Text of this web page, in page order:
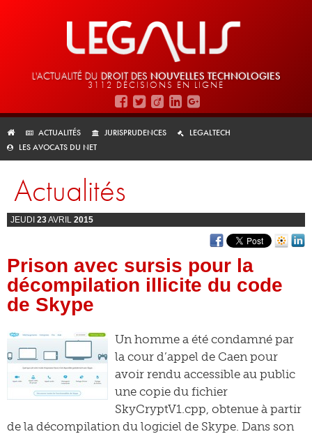
L'ACTUALITÉ DU DROIT DES NOUVELLES TECHNOLOGIES
3112 DÉCISIONS EN LIGNE
ACTUALITÉS JURISPRUDENCES
LEGALTECH
LES AVOCATS DU NET
Actualités
JEUDI 23AVRIL 2015
Prison avec sursis pour la
décompilation illicite du code
de Skype
Un homme a été condamné par
la cour d’appel de Caen pour
avoir rendu accessible au public
une copie du fichier
SkyCryptV1.cpp, obtenue à partir
de la décompilation du logiciel de Skype. Dans son